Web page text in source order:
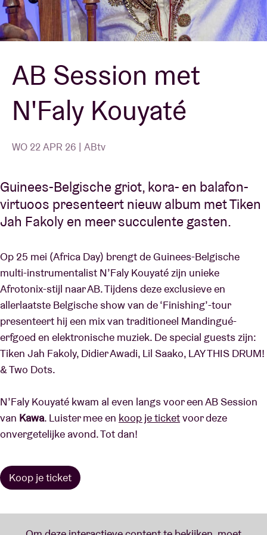
Zaalhuur
BRDCST
ABtv
Concertcheque
Over AB
Contact
AB Session met
N'Faly Kouyaté
WO 22 APR 26 | ABtv
Guinees-Belgische griot, kora- en balafon-
virtuoos presenteert nieuw album met Tiken
Jah Fakoly en meer succulente gasten.
Op 25 mei (Africa Day) brengt de Guinees-Belgische
multi-instrumentalist N’Faly Kouyaté zijn unieke
Afrotonix-stijl naar AB. Tijdens deze exclusieve en
allerlaatste Belgische show van de ‘Finishing’-tour
presenteert hij een mix van traditioneel Mandingué-
erfgoed en elektronische muziek. De special guests zijn:
Tiken Jah Fakoly, Didier Awadi, Lil Saako, LAY THIS DRUM!
& Two Dots.
N’Faly Kouyaté kwam al even langs voor een AB Session
van Kawa. Luister mee en koop je ticketvoor deze
onvergetelijke avond. Tot dan!
Koop je ticket